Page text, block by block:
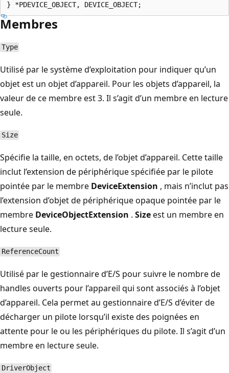
Membres
Type
Utilisé par le système d’exploitation pour indiquer qu’un
objet est un objet d’appareil. Pour les objets d’appareil, la
valeur de ce membre est 3. Il s’agit d’un membre en lecture
seule.
Size
Spécifie la taille, en octets, de l’objet d’appareil. Cette taille
inclut l’extension de périphérique spécifiée par le pilote
pointée par le membre DeviceExtension , mais n’inclut pas
l’extension d’objet de périphérique opaque pointée par le
membre DeviceObjectExtension . Sizeest un membre en
lecture seule.
ReferenceCount
Utilisé par le gestionnaire d’E/S pour suivre le nombre de
handles ouverts pour l’appareil qui sont associés à l’objet
d’appareil. Cela permet au gestionnaire d’E/S d’éviter de
décharger un pilote lorsqu’il existe des poignées en
attente pour le ou les périphériques du pilote. Il s’agit d’un
membre en lecture seule.
DriverObject